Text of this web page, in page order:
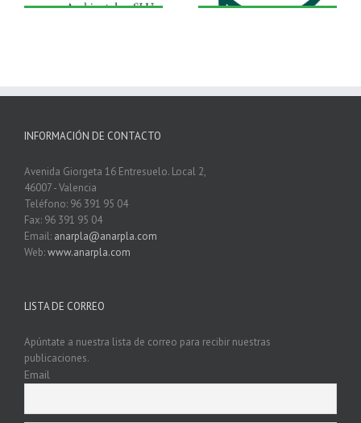
INFORMACIÓN DE CONTACTO
Avenida Giorgeta 16 Entresuelo. Local 2,
46007 - Valencia
Teléfono: 96 391 95 04
Fax: 96 391 95 04
Email: anarpla@anarpla.com
Web:www.anarpla.com
LISTA DE CORREO
Apúntate a nuestra lista de correo para recibir nuestras
publicaciones.
Email